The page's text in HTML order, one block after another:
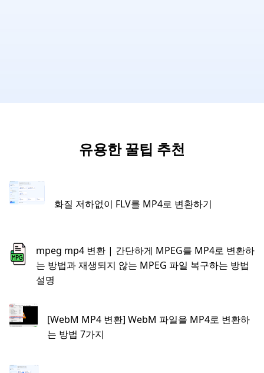
유용한 꿀팁 추천
화질 저하없이 FLV를 MP4로 변환하기
mpeg mp4 변환 | 간단하게 MPEG를 MP4로 변환하
는 방법과 재생되지 않는 MPEG 파일 복구하는 방법
설명
[WebM MP4 변환] WebM 파일을 MP4로 변환하
는 방법 7가지